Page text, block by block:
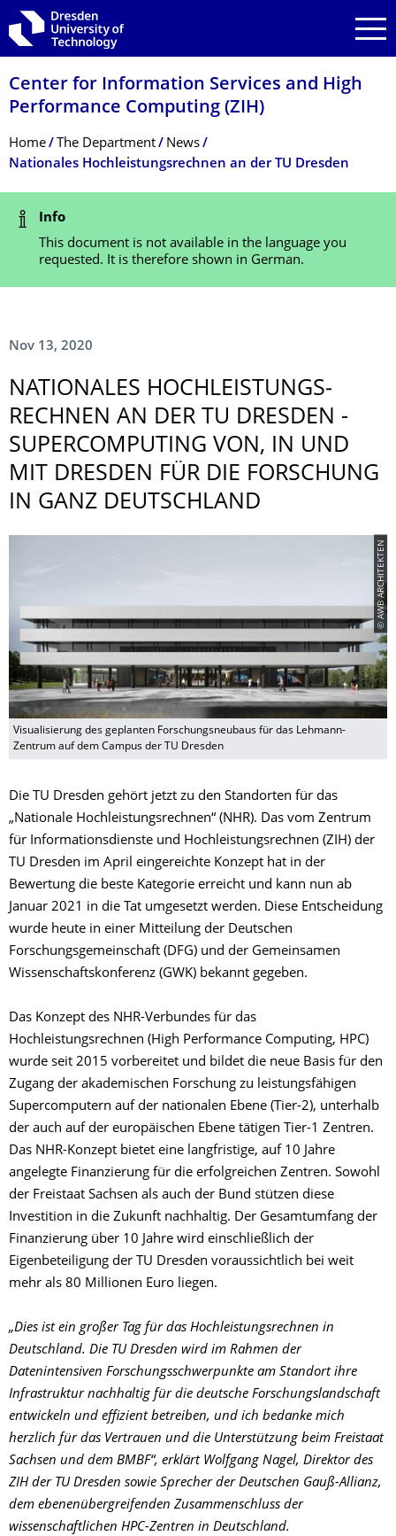
Skip to main navigation
Skip to search
Skip to content
Center for Information Services and High
Performance Computing (ZIH)
Breadcrumb Menu
Home The Department
News
Nationales Hochleistungsrechnen an der TU Dresden
Status Message
Info
This document is not available in the language you
requested. It is therefore shown in German.
Nov 13, 2020
NATIONALES HOCHLEISTUNGS­
RECHNEN AN DER TU DRESDEN -
SUPERCOMPUTING VON, IN UND
MIT DRESDEN FÜR DIE FORSCHUNG
IN GANZ DEUTSCHLAND
© AWB ARCHITEKTEN
Visualisierung des geplanten Forschungsneubaus für das Lehmann-
Zentrum auf dem Campus der TU Dresden
Die TU Dresden gehört jetzt zu den Standorten für das
„Nationale Hochleistungsrechnen“ (NHR). Das vom Zentrum
für Informationsdienste und Hochleistungsrechnen (ZIH) der
TU Dresden im April eingereichte Konzept hat in der
Bewertung die beste Kategorie erreicht und kann nun ab
Januar 2021 in die Tat umgesetzt werden. Diese Entscheidung
wurde heute in einer Mitteilung der Deutschen
Forschungsgemeinschaft (DFG) und der Gemeinsamen
Wissenschaftskonferenz (GWK) bekannt gegeben.
Das Konzept des NHR-Verbundes für das
Hochleistungsrechnen (High Performance Computing, HPC)
wurde seit 2015 vorbereitet und bildet die neue Basis für den
Zugang der akademischen Forschung zu leistungsfähigen
Supercomputern auf der nationalen Ebene (Tier-2), unterhalb
der auch auf der europäischen Ebene tätigen Tier-1 Zentren.
Das NHR-Konzept bietet eine langfristige, auf 10 Jahre
angelegte Finanzierung für die erfolgreichen Zentren. Sowohl
der Freistaat Sachsen als auch der Bund stützen diese
Investition in die Zukunft nachhaltig. Der Gesamtumfang der
Finanzierung über 10 Jahre wird einschließlich der
Eigenbeteiligung der TU Dresden voraussichtlich bei weit
mehr als 80 Millionen Euro liegen.
„Dies ist ein großer Tag für das Hochleistungsrechnen in
Deutschland. Die TU Dresden wird im Rahmen der
Datenintensiven Forschungsschwerpunkte am Standort ihre
Infrastruktur nachhaltig für die deutsche Forschungslandschaft
entwickeln und effizient betreiben, und ich bedanke mich
herzlich für das Vertrauen und die Unterstützung beim Freistaat
Sachsen und dem BMBF“, erklärt Wolfgang Nagel, Direktor des
ZIH der TU Dresden sowie Sprecher der Deutschen Gauß-Allianz,
dem ebenenübergreifenden Zusammenschluss der
wissenschaftlichen HPC-Zentren in Deutschland.